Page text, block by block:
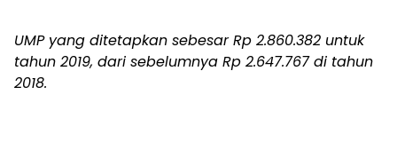
UMP yang ditetapkan sebesar Rp 2.860.382 untuk
tahun 2019, dari sebelumnya Rp 2.647.767 di tahun
2018.